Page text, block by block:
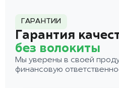
ГАРАНТИИ
Гарантия
без волокиты
Мы уверены в своей
финансовую